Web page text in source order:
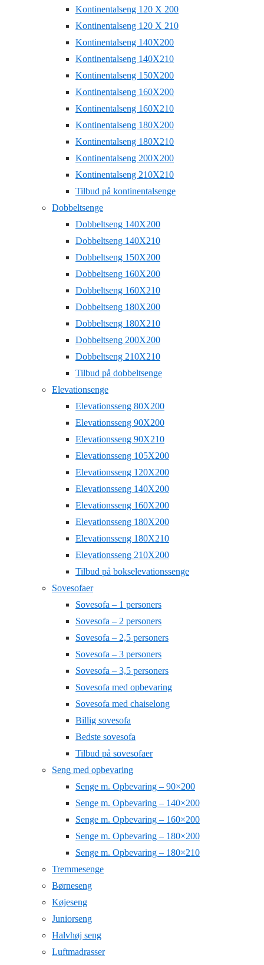
Kontinentalseng 120 X 200
Kontinentalseng 120 X 210
Kontinentalseng 140X200
Kontinentalseng 140X210
Kontinentalseng 150X200
Kontinentalseng 160X200
Kontinentalseng 160X210
Kontinentalseng 180X200
Kontinentalseng 180X210
Kontinentalseng 200X200
Kontinentalseng 210X210
Tilbud på kontinentalsenge
Dobbeltsenge
Dobbeltseng 140X200
Dobbeltseng 140X210
Dobbeltseng 150X200
Dobbeltseng 160X200
Dobbeltseng 160X210
Dobbeltseng 180X200
Dobbeltseng 180X210
Dobbeltseng 200X200
Dobbeltseng 210X210
Tilbud på dobbeltsenge
Elevationsenge
Elevationsseng 80X200
Elevationsseng 90X200
Elevationsseng 90X210
Elevationsseng 105X200
Elevationsseng 120X200
Elevationsseng 140X200
Elevationsseng 160X200
Elevationsseng 180X200
Elevationsseng 180X210
Elevationsseng 210X200
Tilbud på bokselevationssenge
Sovesofaer
Sovesofa – 1 personers
Sovesofa – 2 personers
Sovesofa – 2,5 personers
Sovesofa – 3 personers
Sovesofa – 3,5 personers
Sovesofa med opbevaring
Sovesofa med chaiselong
Billig sovesofa
Bedste sovesofa
Tilbud på sovesofaer
Seng med opbevaring
Senge m. Opbevaring – 90×200
Senge m. Opbevaring – 140×200
Senge m. Opbevaring – 160×200
Senge m. Opbevaring – 180×200
Senge m. Opbevaring – 180×210
Tremmesenge
Børneseng
Køjeseng
Juniorseng
Halvhøj seng
Luftmadrasser